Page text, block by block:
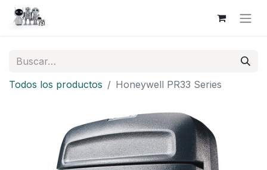
Todos los productos Honeywell PR33 Series